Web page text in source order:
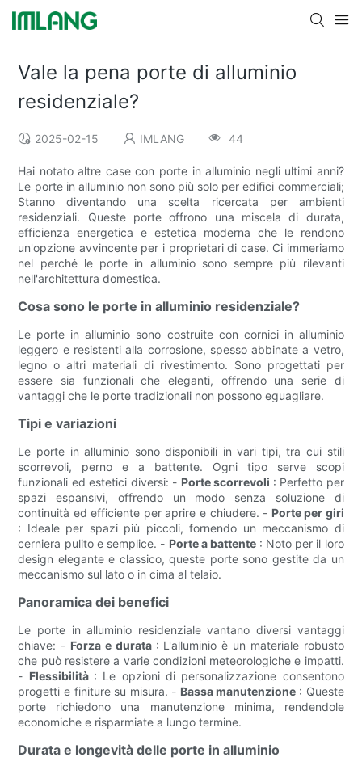
Vale la pena porte di alluminio
residenziale?
2025-02-15 IMLANG 44
Hai notato altre case con porte in alluminio negli ultimi anni?
Le porte in alluminio non sono più solo per edifici commerciali;
Stanno diventando una scelta ricercata per ambienti
residenziali. Queste porte offrono una miscela di durata,
efficienza energetica e estetica moderna che le rendono
un'opzione avvincente per i proprietari di case. Ci immeriamo
nel perché le porte in alluminio sono sempre più rilevanti
nell'architettura domestica.
Cosa sono le porte in alluminio residenziale?
Le porte in alluminio sono costruite con cornici in alluminio
leggero e resistenti alla corrosione, spesso abbinate a vetro,
legno o altri materiali di rivestimento. Sono progettati per
essere sia funzionali che eleganti, offrendo una serie di
vantaggi che le porte tradizionali non possono eguagliare.
Tipi e variazioni
Le porte in alluminio sono disponibili in vari tipi, tra cui stili
scorrevoli, perno e a battente. Ogni tipo serve scopi
funzionali ed estetici diversi: - Porte scorrevoli : Perfetto per
spazi espansivi, offrendo un modo senza soluzione di
continuità ed efficiente per aprire e chiudere. - Porte per giri
: Ideale per spazi più piccoli, fornendo un meccanismo di
cerniera pulito e semplice. - Porte a battente : Noto per il loro
design elegante e classico, queste porte sono gestite da un
meccanismo sul lato o in cima al telaio.
Panoramica dei benefici
Le porte in alluminio residenziale vantano diversi vantaggi
chiave: - Forza e durata : L'alluminio è un materiale robusto
che può resistere a varie condizioni meteorologiche e impatti.
- Flessibilità : Le opzioni di personalizzazione consentono
progetti e finiture su misura. - Bassa manutenzione : Queste
porte richiedono una manutenzione minima, rendendole
economiche e risparmiate a lungo termine.
Durata e longevità delle porte in alluminio